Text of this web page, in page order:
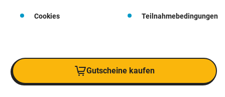
Cookies Teilnahmebedingungen
Gutscheine kaufen